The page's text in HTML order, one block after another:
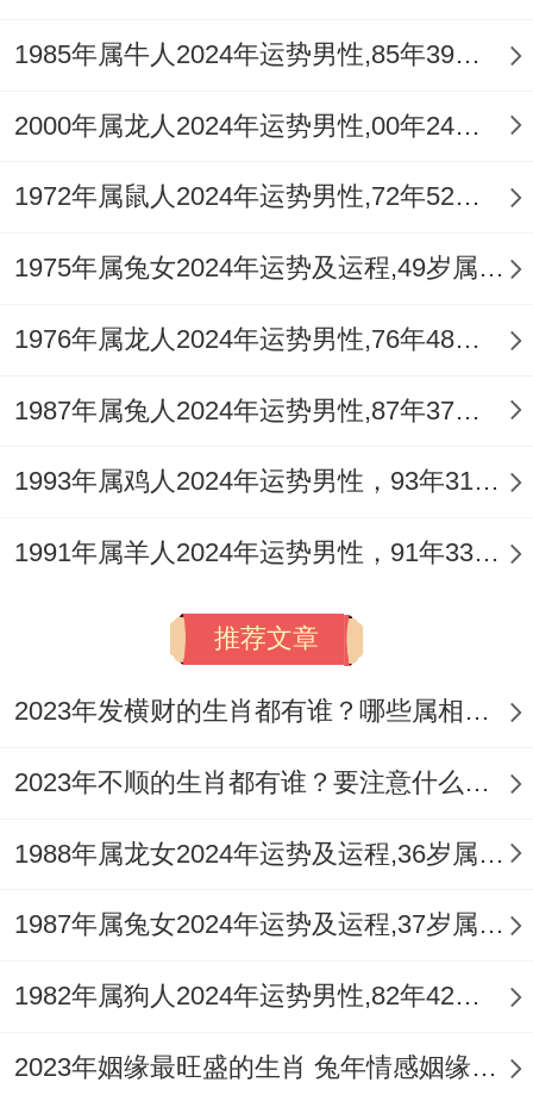
单位调整受到作用 ，理财步骤务必以守成为
此年可考虑将「祥安阁聚宝皆财」吉祥物置
于家中或办公室正东方正财位，其聚宝盆与
比劫争夺。
感情与人际：合冲并见下的心境波澜
感情方面子午冲亦冲击着日支夫妻宫（假设
辐射全局稳定性），代表着配偶关系或自身
感压力重重，情绪波动较大，可能将外界压
流年虽有机缘，但多为短暂或带来困扰的露
水情缘，难有实质发展。
人际关系上「伤官见官」还有「比劫夺财」
利益、言辞不当引发是非矛盾，尤其在春夏
有「明账」，减少是非口舌，避免金钱往
来，可借助「祥安阁九艳利贵手链」增强人
1985年属牛人2024年运势男性,85年39岁属牛男2024年每月运程怎么样
2000年属龙人2024年运势男性,00年24岁属龙男2024年每月运程怎么样
1972年属鼠人2024年运势男性,72年52岁属鼠男2024年每月运程怎么样
1975年属兔女2024年运势及运程,49岁属兔人2024全年每月运势女性如何
1976年属龙人2024年运势男性,76年48岁属龙男2024年每月运程怎么样
1987年属兔人2024年运势男性,87年37岁属兔男2024年每月运程怎么样
1993年属鸡人2024年运势男性，93年31岁属鸡男2024年每月运程怎么样
1991年属羊人2024年运势男性，91年33岁属羊男2024年每月运程怎么样
推荐文章
2023年发横财的生肖都有谁？哪些属相财运旺盛？
2023年不顺的生肖都有谁？要注意什么呢？
1988年属龙女2024年运势及运程,36岁属龙人2024全年每月运势女性如何
1987年属兔女2024年运势及运程,37岁属兔人2024全年每月运势女性如何
1982年属狗人2024年运势男性,82年42岁属狗男2024年每月运程怎么样
2023年姻缘最旺盛的生肖 兔年情感姻缘运比较旺的属相